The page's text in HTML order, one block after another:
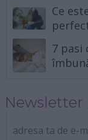
Ce
7 pasi
Newsletter
adresa ta de e-